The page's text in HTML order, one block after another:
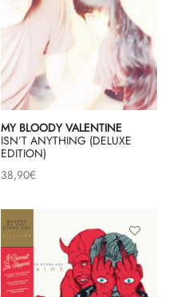
MY BLOODY VALENTINE
ISN’T ANYTHING (DELUXE
EDITION)
38,90€